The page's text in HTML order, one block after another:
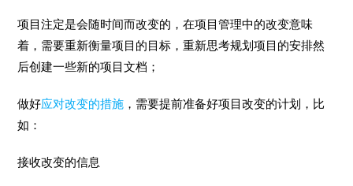
项目注定是会随时间而改变的，在项目管理中的改变意味
着，需要重新衡量项目的目标，重新思考规划项目的安排然
后创建一些新的项目文档；
做好应对改变的措施 ，需要提前准备好项目改变的计划，比
如：
接收改变的信息